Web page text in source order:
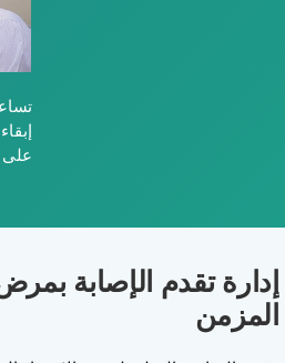
على
تقدم الإصابة بمرض